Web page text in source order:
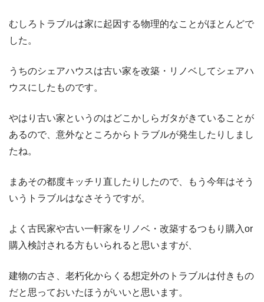
むしろトラブルは家に起因する物理的なことがほとんどで
した。
うちのシェアハウスは古い家を改築・リノベしてシェアハ
ウスにしたものです。
やはり古い家というのはどこかしらガタがきていることが
あるので、意外なところからトラブルが発生したりしまし
たね。
まあその都度キッチリ直したりしたので、もう今年はそう
いうトラブルはなさそうですが。
よく古民家や古い一軒家をリノベ・改築するつもり購入or
購入検討される方もいられると思いますが、
建物の古さ、老朽化からくる想定外のトラブルは付きもの
だと思っておいたほうがいいと思います。